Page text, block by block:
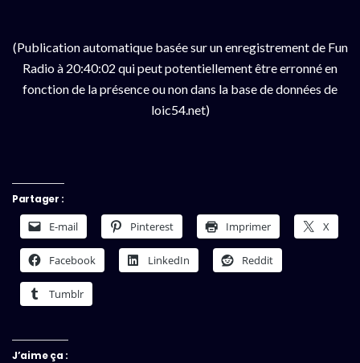
(Publication automatique basée sur un enregistrement de Fun
Radio à 20:40:02 qui peut potentiellement être erronné en
fonction de la présence ou non dans la base de données de
loic54.net)
Partager :
E-mail Pinterest Imprimer X
Facebook LinkedIn Reddit
Tumblr
J’aime ça :